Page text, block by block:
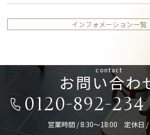
インフォメーション一覧
contact
お問い合わ
0120-892-234
営業時間 / 8:30～18:00 定休日 /